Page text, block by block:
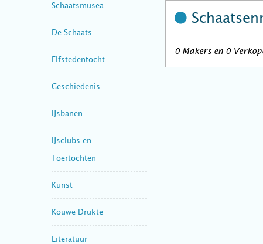
Schaatsmusea
De Schaats
Elfstedentocht
Geschiedenis
IJsbanen
IJsclubs en
Toertochten
Kunst
Kouwe Drukte
Literatuur
0 Makers en 0